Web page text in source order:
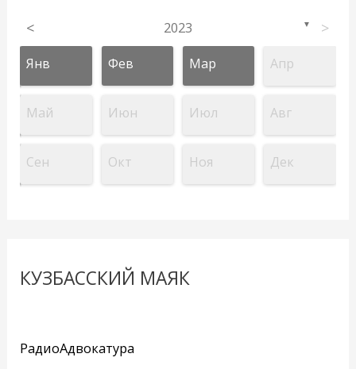
< 2023 ▼ >
Янв Фев Мар Апр
Май Июн Июл Авг
Сен Окт Ноя Дек
КУЗБАССКИЙ МАЯК
РадиоАдвокатура